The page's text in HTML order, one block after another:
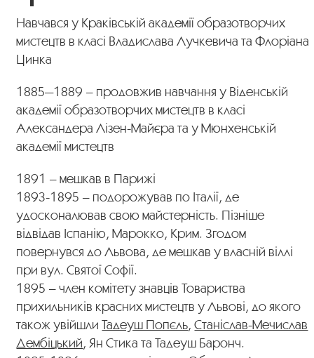
Навчався у Краківській академії образотворчих
мистецтв в класі Владислава Лучкевича та Флоріана
Цинка
1885—1889 – продовжив навчання у Віденській
академії образотворчих мистецтв в класі
Александера Лізен-Майєра та у Мюнхенській
академії мистецтв
1891 – мешкав в Парижі
1893-1895 – подорожував по Італії, де
удосконалював свою майстерність. Пізніше
відвідав Іспанію, Марокко, Крим. Згодом
повернувся до Львова, де мешкав у власній віллі
при вул. Святої Софії.
1895 – член комітету знавців Товариства
прихильників красних мистецтв у Львові, до якого
також увійшлиТадеуш Попєль,Станіслав-Мечислав
Дембіцький, Ян Стика та Тадеуш Баронч.